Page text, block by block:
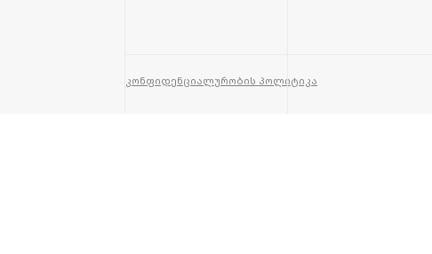
კონფიდენციალურობის პოლიტიკა